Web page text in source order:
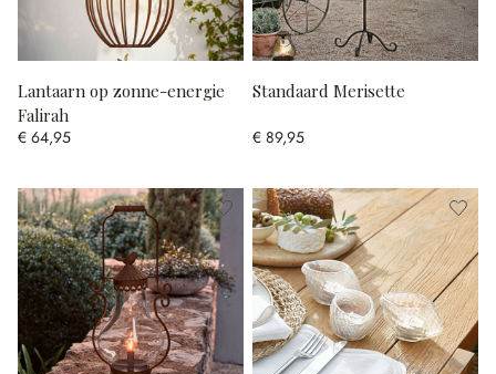
Lantaarn op zonne-energie
Falirah
€ 64,95
Standaard Merisette
€ 89,95